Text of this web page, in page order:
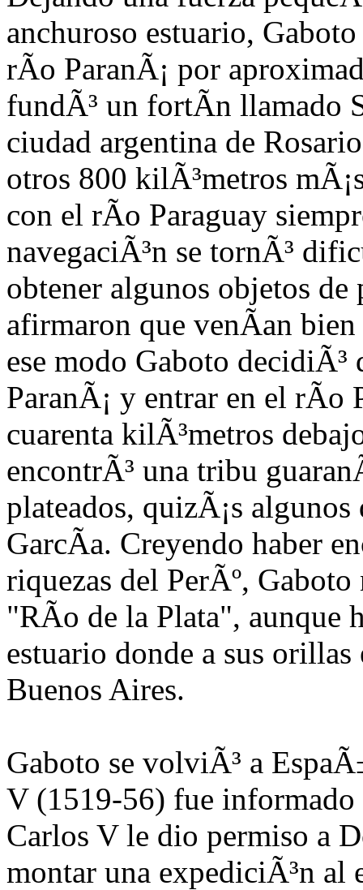
anchuroso estuario,
rÃ­o ParanÃ¡ por
fundÃ³ un fortÃ­n llamado
ciudad argentina de
otros 800 kilÃ³metros
con el rÃ­o Paraguay
navegaciÃ³n se tornÃ³
obtener algunos objetos
afirmaron que venÃ­an
ese modo Gaboto decidiÃ³
ParanÃ¡ y entrar en el rÃ­o
cuarenta kilÃ³metros
encontrÃ³ una tribu
plateados, quizÃ¡s algunos
GarcÃ­a. Creyendo haber
riquezas del PerÃº,
"RÃ­o de la Plata", aunque
estuario donde a sus
Buenos Aires.
Gaboto se volviÃ³ a Esp
V (1519-56) fue informado
Carlos V le dio permiso a
montar una expediciÃ³n al